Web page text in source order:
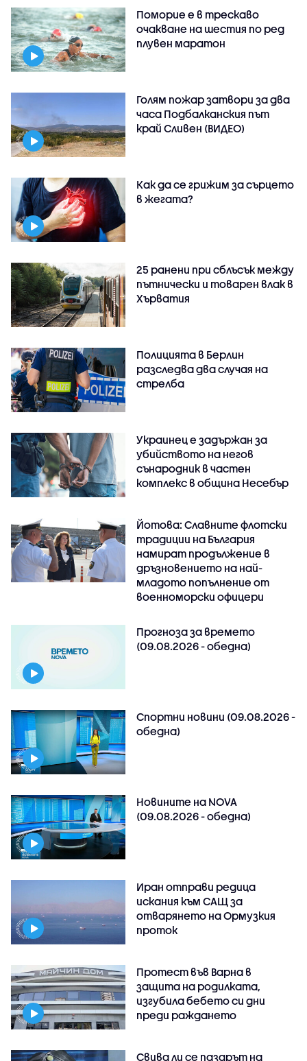
Поморие е в трескаво
очакване на шестия по ред
плувен маратон
Голям пожар затвори за два
часа Подбалканския път
край Сливен (ВИДЕО)
Как да се грижим за сърцето
в жегата?
25 ранени при сблъсък между
пътнически и товарен влак в
Хърватия
Полицията в Берлин
разследва два случая на
стрелба
Украинец е задържан за
убийството на негов
сънародник в частен
комплекс в община Несебър
Йотова: Славните флотски
традиции на България
намират продължение в
дръзновението на най-
младото попълнение от
военноморски офицери
Прогноза за времето
(09.08.2026 - обедна)
Спортни новини (09.08.2026 -
обедна)
Новините на NOVA
(09.08.2026 - обедна)
Иран отправи редица
искания към САЩ за
отварянето на Ормузкия
проток
Протест във Варна в
защита на родилката,
изгубила бебето си дни
преди раждането
Свива ли се пазарът на